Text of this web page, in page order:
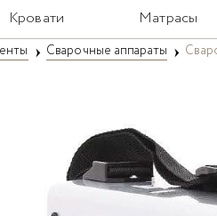
Кровати Матрасы
Сварочные аппараты